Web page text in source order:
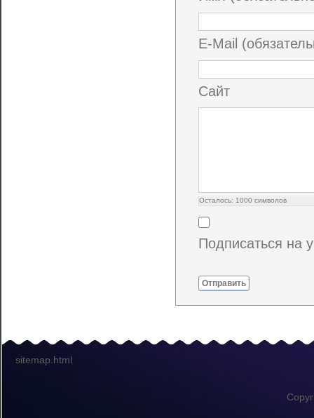
E-Mail
Сайт
Осталось: 1000 символов
Подписаться на
Отправить
sitemap.html